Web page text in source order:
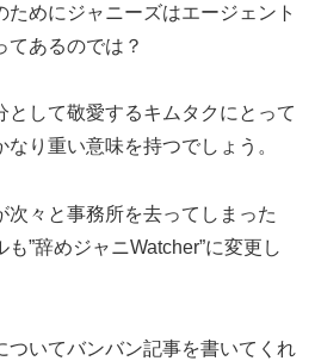
ためにジャニーズはエージェント
てあるのでは？
として敬愛するキムタクにとって
り重い意味を持つでしょう。
次々と事務所を去ってしまった
”辞めジャニWatcher”に変更し
ついてバンバン記事を書いてくれ